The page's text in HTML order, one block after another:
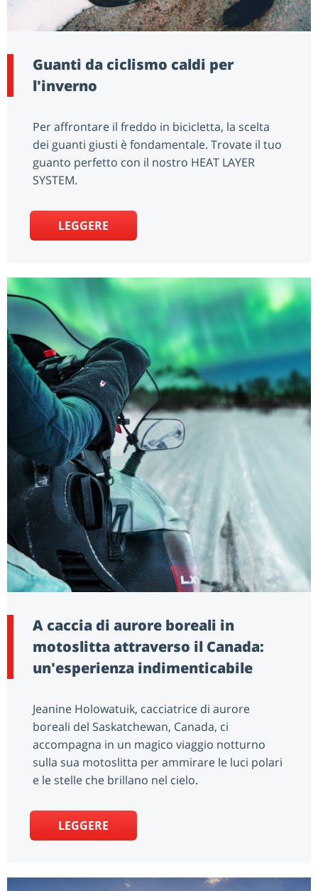
Guanti da ciclismo caldi per
l'inverno
Per affrontare il freddo in bicicletta, la scelta
dei guanti giusti è fondamentale. Trovate il tuo
guanto perfetto con il nostro HEAT LAYER
SYSTEM.
LEGGERE
A caccia di aurore boreali in
motoslitta attraverso il Canada:
un'esperienza indimenticabile
Jeanine Holowatuik, cacciatrice di aurore
boreali del Saskatchewan, Canada, ci
accompagna in un magico viaggio notturno
sulla sua motoslitta per ammirare le luci polari
e le stelle che brillano nel cielo.
LEGGERE